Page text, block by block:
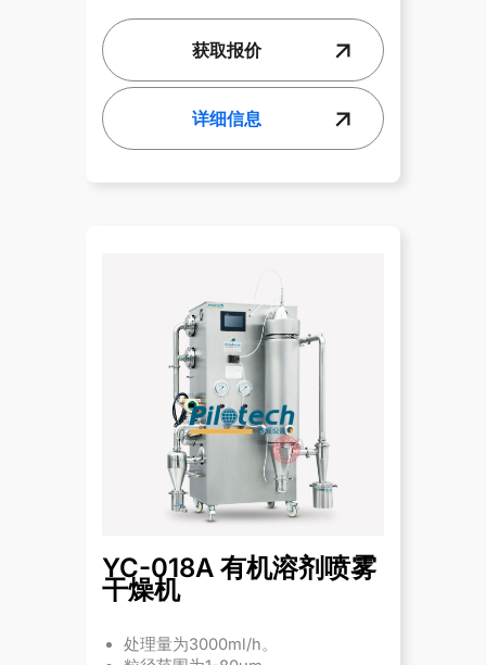
获取报价
详细信息
YC-018A 有机溶剂喷雾
干燥机
处理量为3000ml/h。